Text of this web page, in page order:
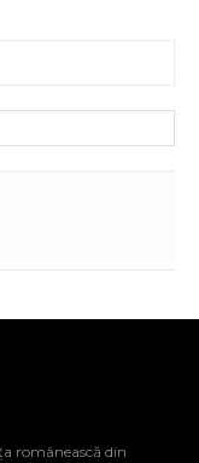
românească din